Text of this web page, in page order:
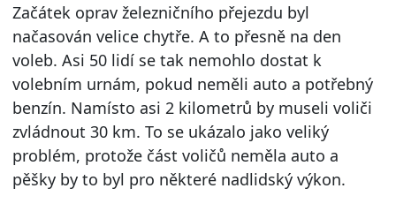
Začátek oprav železničního přejezdu byl
načasován velice chytře. A to přesně na den
voleb. Asi 50 lidí se tak nemohlo dostat k
volebním urnám, pokud neměli auto a potřebný
benzín. Namísto asi 2 kilometrů by museli voliči
zvládnout 30 km. To se ukázalo jako veliký
problém, protože část voličů neměla auto a
pěšky by to byl pro některé nadlidský výkon.